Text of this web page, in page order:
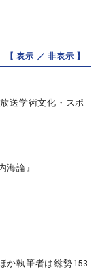
【 表示 ／非表示 】
送学術文化・スポ
海論』
か執筆者は総勢153